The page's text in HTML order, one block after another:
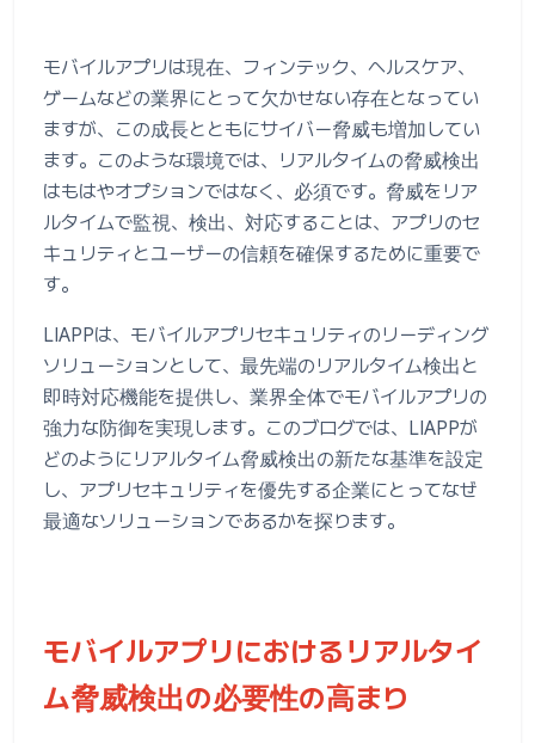
モバイルアプリは現在、フィンテック、ヘルスケア、
ゲームなどの業界にとって欠かせない存在となってい
ますが、この成長とともにサイバー脅威も増加してい
ます。このような環境では、リアルタイムの脅威検出
はもはやオプションではなく、必須です。脅威をリア
ルタイムで監視、検出、対応することは、アプリのセ
キュリティとユーザーの信頼を確保するために重要で
す。
LIAPPは、モバイルアプリセキュリティのリーディング
ソリューションとして、最先端のリアルタイム検出と
即時対応機能を提供し、業界全体でモバイルアプリの
強力な防御を実現します。このブログでは、LIAPPが
どのようにリアルタイム脅威検出の新たな基準を設定
し、アプリセキュリティを優先する企業にとってなぜ
最適なソリューションであるかを探ります。
モバイルアプリにおけるリアルタイ
ム脅威検出の必要性の高まり